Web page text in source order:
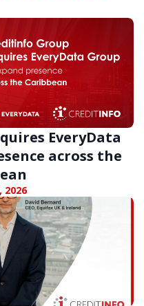
EveryData
across the
2026